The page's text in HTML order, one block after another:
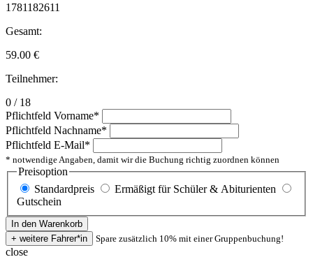
1781182611
Gesamt:
59.00 €
Teilnehmer:
0 / 18
Pflichtfeld Vorname*
Pflichtfeld Nachname*
Pflichtfeld E-Mail*
* notwendige Angaben, damit wir die Buchung richtig zuordnen können
Preisoption
Standardpreis
Ermäßigt für Schüler & Abiturienten
Gutschein
Spare zusätzlich 10% mit einer Gruppenbuchung!
close